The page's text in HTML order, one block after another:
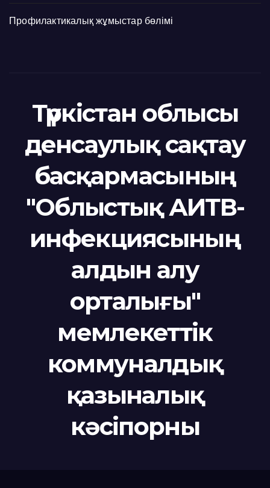
Профилактикалық жұмыстар бөлімі
Түркістан облысы
денсаулық сақтау
басқармасының
"Облыстық АИТВ-
инфекциясының
алдын алу
орталығы"
мемлекеттік
коммуналдық
қазыналық
кәсіпорны